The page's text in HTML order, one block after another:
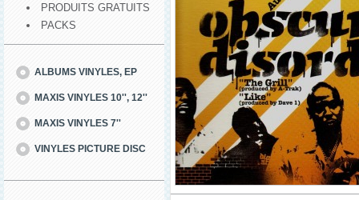
PRODUITS GRATUITS
PACKS
ALBUMS VINYLES, EP
MAXIS VINYLES 10'', 12''
MAXIS VINYLES 7''
VINYLES PICTURE DISC